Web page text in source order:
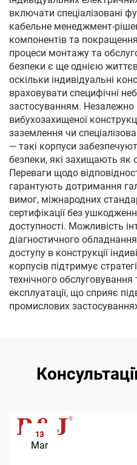
включати спеціалізовані
кабельне менеджмент-
компонентів та
процеси монтажу та
безпеки є ще однією
оскільки індивідуальні
враховувати специфічні
застосуванням. Незалежно
вибухозахищеної
заземлення чи
— такі корпуси
безпеки, які захищають як
Переваги щодо
гарантують дотримання
вимог, міжнародних
сертифікації без
доступності. Можливість
діагностичного
доступу в конструкції
корпусів підтримує
технічного обслуговування
експлуатації, що сприяє
промислових
13
Mar